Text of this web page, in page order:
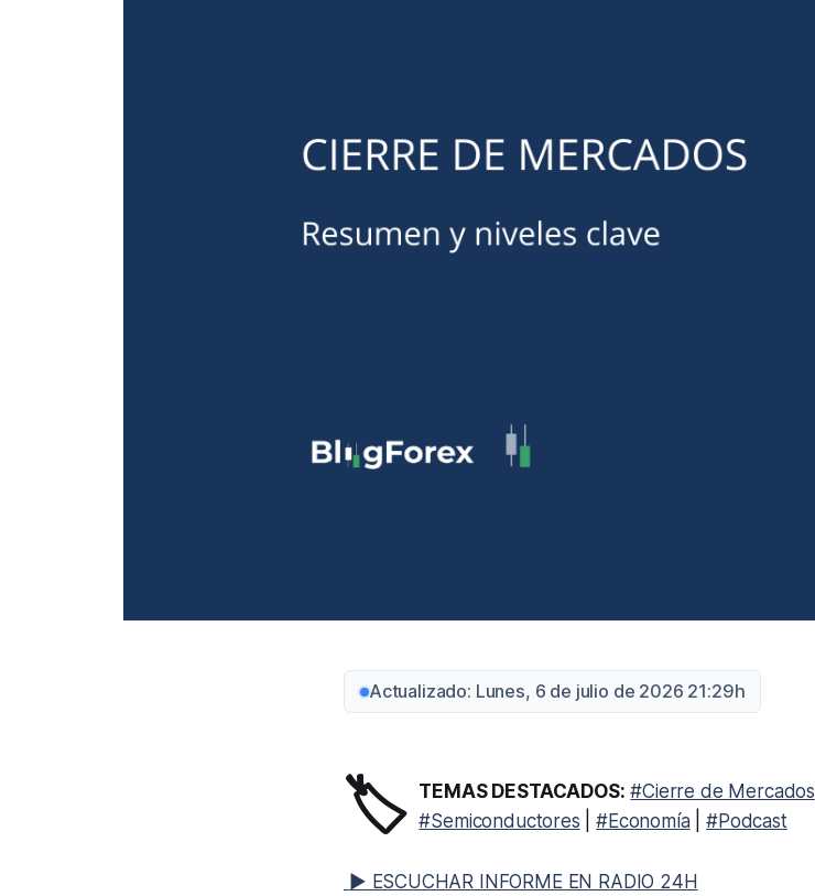
Actualizado: Lunes, 6 de julio de 2026 21:29h
🏷️ TEMAS DESTACADOS: #Cierre de Mercados
#Semiconductores |#Economía|#Podcast
▶ ESCUCHAR INFORME EN RADIO 24H